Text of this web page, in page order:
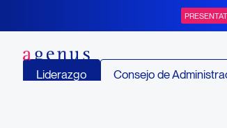
Liderazgo Consejo de